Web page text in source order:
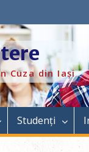
Cuza din Iași
Studenți